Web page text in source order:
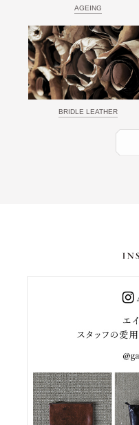
AGEING
BRIDLE LEATHER